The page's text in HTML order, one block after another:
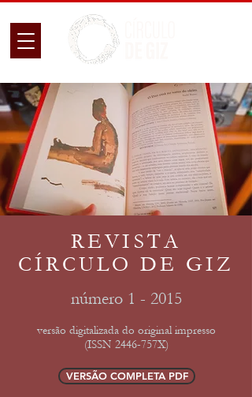
REVISTA
CÍRCULO DE GIZ
número 1 - 2015
versão digitalizada do original impresso
(ISSN 2446-757X)
VERSÃO COMPLETA PDF